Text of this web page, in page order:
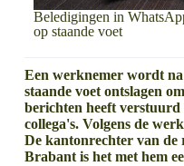
Beledigingen in
op staande voet
Een werknemer wordt
staande voet ontslagen
berichten heeft
collega's. Volgens de
De kantonrechter van de
Brabant is het met hem